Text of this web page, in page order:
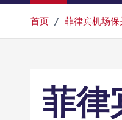
首页 菲律宾机场保
菲律